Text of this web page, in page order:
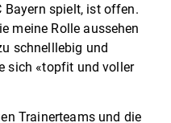
Bayern spielt, ist offen.
meine Rolle aussehen
schnelllebig und
sich «topfit und voller
Trainerteams und die